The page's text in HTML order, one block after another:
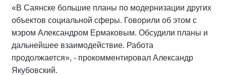
«В Саянске большие планы по модернизации других
объектов социальной сферы. Говорили об этом с
мэром Александром Ермаковым. Обсудили планы и
дальнейшее взаимодействие. Работа
продолжается», - прокомментировал Александр
Якубовский.